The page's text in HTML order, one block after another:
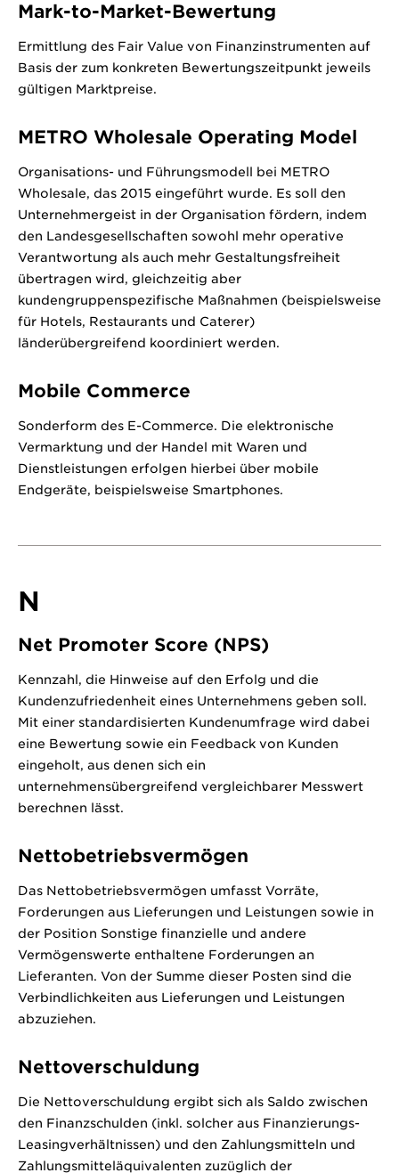
Mark-to-Market-Bewertung
Ermittlung des Fair Value von Finanzinstrumenten auf
Basis der zum konkreten Bewertungszeitpunkt jeweils
gültigen Marktpreise.
METRO Wholesale Operating Model
Organisations- und Führungsmodell bei METRO
Wholesale, das 2015 eingeführt wurde. Es soll den
Unternehmergeist in der Organisation fördern, indem
den Landesgesellschaften sowohl mehr operative
Verantwortung als auch mehr Gestaltungsfreiheit
übertragen wird, gleichzeitig aber
kundengruppenspezifische Maßnahmen (beispielsweise
für Hotels, Restaurants und Caterer)
länderübergreifend koordiniert werden.
Mobile Commerce
Sonderform des E-Commerce. Die elektronische
Vermarktung und der Handel mit Waren und
Dienstleistungen erfolgen hierbei über mobile
Endgeräte, beispielsweise Smartphones.
N
Net Promoter Score (NPS)
Kennzahl, die Hinweise auf den Erfolg und die
Kundenzufriedenheit eines Unternehmens geben soll.
Mit einer standardisierten Kundenumfrage wird dabei
eine Bewertung sowie ein Feedback von Kunden
eingeholt, aus denen sich ein
unternehmensübergreifend vergleichbarer Messwert
berechnen lässt.
Nettobetriebsvermögen
Das Nettobetriebsvermögen umfasst Vorräte,
Forderungen aus Lieferungen und Leistungen sowie in
der Position Sonstige finanzielle und andere
Vermögenswerte enthaltene Forderungen an
Lieferanten. Von der Summe dieser Posten sind die
Verbindlichkeiten aus Lieferungen und Leistungen
abzuziehen.
Nettoverschuldung
Die Nettoverschuldung ergibt sich als Saldo zwischen
den Finanzschulden (inkl. solcher aus Finanzierungs-
Leasingverhältnissen) und den Zahlungsmitteln und
Zahlungsmitteläquivalenten zuzüglich der